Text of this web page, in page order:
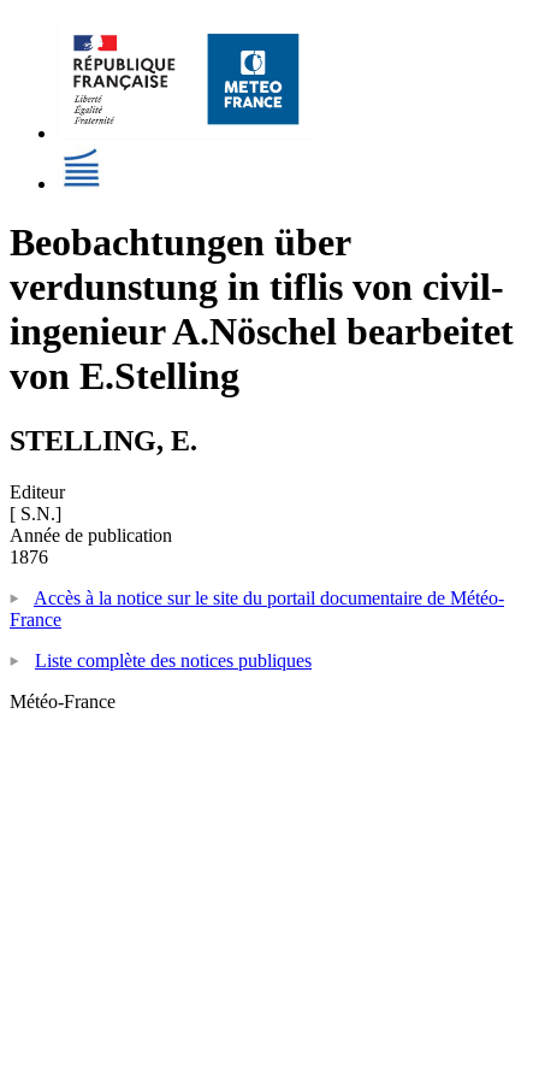
Beobachtungen über
verdunstung in tiflis von civil-
ingenieur A.Nöschel bearbeitet
von E.Stelling
STELLING, E.
Editeur
[ S.N.]
Année de publication
1876
Accès à la notice sur le site du portail documentaire de Météo-
France
Liste complète des notices publiques
Météo-France